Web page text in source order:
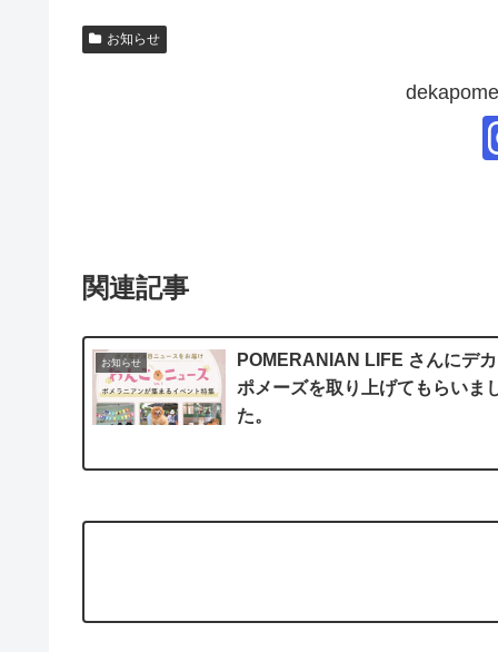
お知らせ
関連記事
お知らせ
POMERANIAN LIFE さんにデカ
ポメーズを取り上げてもらいま
た。